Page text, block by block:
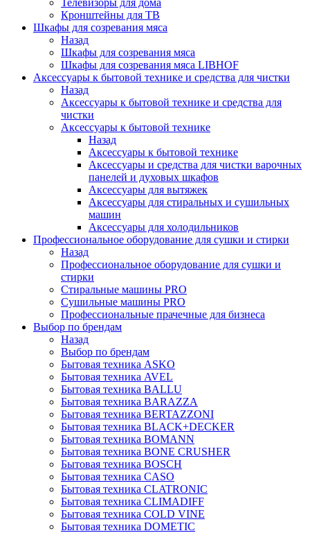
Телевизоры для дома
Кронштейны для ТВ
Шкафы для созревания мяса
Назад
Шкафы для созревания мяса
Шкафы для созревания мяса LIBHOF
Аксессуары к бытовой технике и средства для чистки
Назад
Аксессуары к бытовой технике и средства для
чистки
Аксессуары к бытовой технике
Назад
Аксессуары к бытовой технике
Аксессуары и средства для чистки варочных
панелей и духовых шкафов
Аксессуары для вытяжек
Аксессуары для стиральных и сушильных
машин
Аксессуары для холодильников
Профессиональное оборудование для сушки и стирки
Назад
Профессиональное оборудование для сушки и
стирки
Стиральные машины PRO
Сушильные машины PRO
Профессиональные прачечные для бизнеса
Выбор по брендам
Назад
Выбор по брендам
Бытовая техника ASKO
Бытовая техника AVEL
Бытовая техника BALLU
Бытовая техника BARAZZA
Бытовая техника BERTAZZONI
Бытовая техника BLACK+DECKER
Бытовая техника BOMANN
Бытовая техника BONE CRUSHER
Бытовая техника BOSCH
Бытовая техника CASO
Бытовая техника CLATRONIC
Бытовая техника CLIMADIFF
Бытовая техника COLD VINE
Бытовая техника DOMETIC